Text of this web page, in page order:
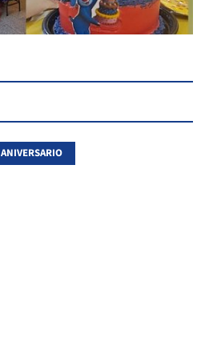
ANIVERSARIO